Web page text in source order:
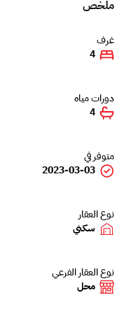
ملخص
غرف
4
دورات مياه
4
متوفر في
2023-03-03
نوع العقار
سكني
نوع العقار الفرعي
محل